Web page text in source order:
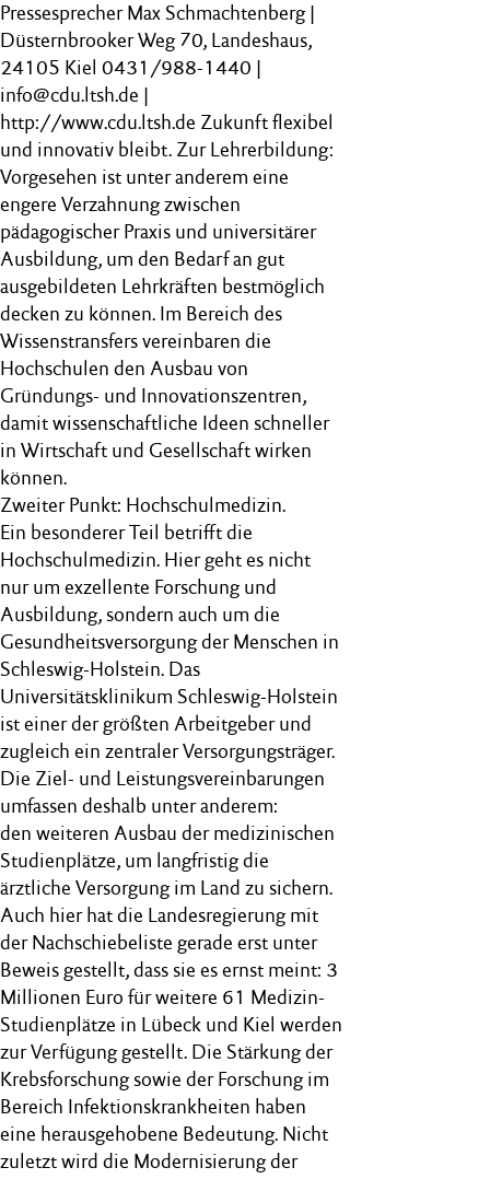
Pressesprecher Max Schmachtenberg |
Düsternbrooker Weg 70, Landeshaus,
24105 Kiel 0431/988-1440 |
info@cdu.ltsh.de |
http://www.cdu.ltsh.de Zukunft flexibel
und innovativ bleibt. Zur Lehrerbildung:
Vorgesehen ist unter anderem eine
engere Verzahnung zwischen
pädagogischer Praxis und universitärer
Ausbildung, um den Bedarf an gut
ausgebildeten Lehrkräften bestmöglich
decken zu können. Im Bereich des
Wissenstransfers vereinbaren die
Hochschulen den Ausbau von
Gründungs- und Innovationszentren,
damit wissenschaftliche Ideen schneller
in Wirtschaft und Gesellschaft wirken
können.
Zweiter Punkt: Hochschulmedizin.
Ein besonderer Teil betrifft die
Hochschulmedizin. Hier geht es nicht
nur um exzellente Forschung und
Ausbildung, sondern auch um die
Gesundheitsversorgung der Menschen in
Schleswig-Holstein. Das
Universitätsklinikum Schleswig-Holstein
ist einer der größten Arbeitgeber und
zugleich ein zentraler Versorgungsträger.
Die Ziel- und Leistungsvereinbarungen
umfassen deshalb unter anderem:
den weiteren Ausbau der medizinischen
Studienplätze, um langfristig die
ärztliche Versorgung im Land zu sichern.
Auch hier hat die Landesregierung mit
der Nachschiebeliste gerade erst unter
Beweis gestellt, dass sie es ernst meint: 3
Millionen Euro für weitere 61 Medizin-
Studienplätze in Lübeck und Kiel werden
zur Verfügung gestellt. Die Stärkung der
Krebsforschung sowie der Forschung im
Bereich Infektionskrankheiten haben
eine herausgehobene Bedeutung. Nicht
zuletzt wird die Modernisierung der